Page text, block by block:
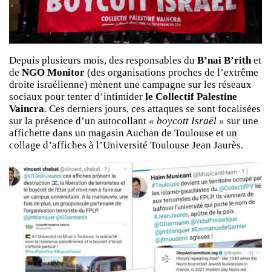
Depuis plusieurs mois, des responsables du B’nai B’rithet
de NGO Monitor (des organisations proches de l’extrême
droite israélienne) mènent une campagne sur les réseaux
sociaux pour tenter d’intimider le Collectif Palestine
Vaincra. Ces derniers jours, ces attaques se sont focalisées
sur la présence d’un autocollant « boycott Israël » sur une
affichette dans un magasin Auchan de Toulouse et un
collage d’affiches à l’Université Toulouse Jean Jaurès.